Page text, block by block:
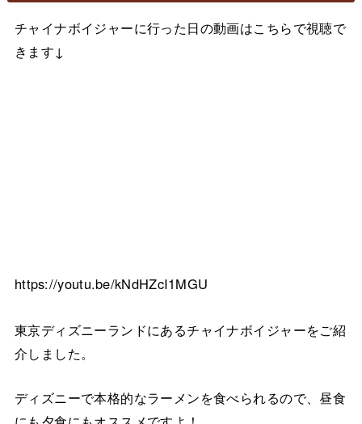
チャイナボイジャーに行った日の動画はこちらで視聴で
きます↓
https://youtu.be/kNdHZcI1MGU
東京ディズニーランドにあるチャイナボイジャーをご紹
介しました。
ディズニーで本格的なラーメンを食べられるので、昼食